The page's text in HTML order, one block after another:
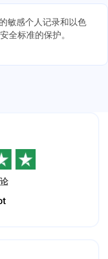
敏感个人记录和以色
全标准的保护。